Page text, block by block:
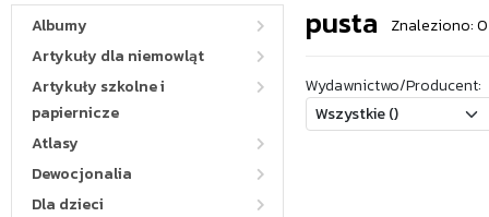
Albumy
Artykuły dla niemowląt
Artykuły szkolne i
papiernicze
Atlasy
Dewocjonalia
Dla dzieci
pusta Znaleziono:
Wydawnictwo/Producent: